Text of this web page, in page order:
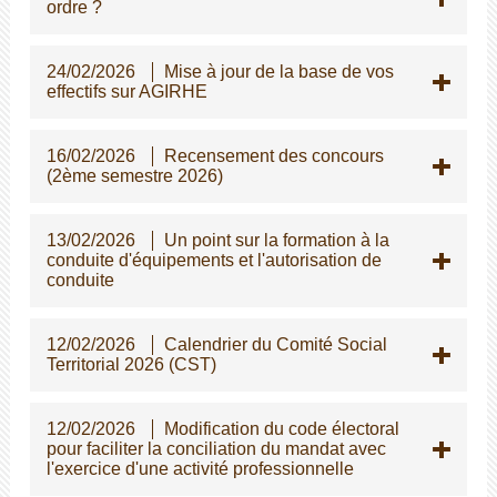
ordre ?
24/02/2026
Mise à jour de la base de vos
effectifs sur AGIRHE
16/02/2026
Recensement des concours
(2ème semestre 2026)
13/02/2026
Un point sur la formation à la
conduite d'équipements et l'autorisation de
conduite
12/02/2026
Calendrier du Comité Social
Territorial 2026 (CST)
12/02/2026
Modification du code électoral
pour faciliter la conciliation du mandat avec
l'exercice d'une activité professionnelle